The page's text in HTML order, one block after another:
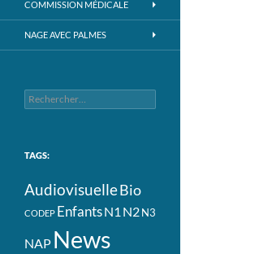
COMMISSION MÉDICALE
NAGE AVEC PALMES
Rechercher :
TAGS:
AudiovisuelleBio
CODEP EnfantsN1 N2N3
NAP News